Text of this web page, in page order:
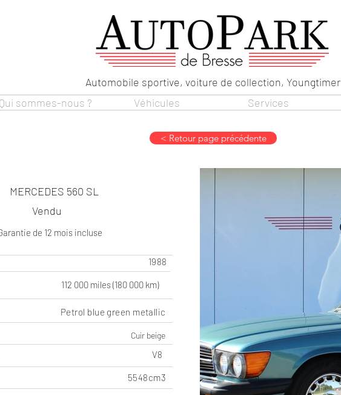
Automobile sportive, voiture de collection, Youngtimer
Qui sommes-nous ? Véhicules Services
< Retour page précédente
MERCEDES 560 SL
Vendu
de 12 mois incluse
1988
112 000 miles (180 000 km)
Petrol blue green metallic
Cuir beige
V8
5548cm3